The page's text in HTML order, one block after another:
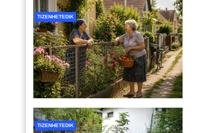
TIZENHETEDIK
TIZENHETEDIK